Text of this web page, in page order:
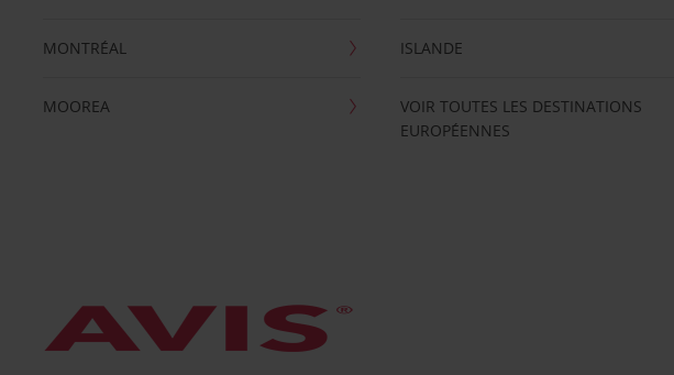
MONTRÉAL
MOOREA
ISLANDE
VOIR TOUTES LES DESTINATIONS
EUROPÉENNES